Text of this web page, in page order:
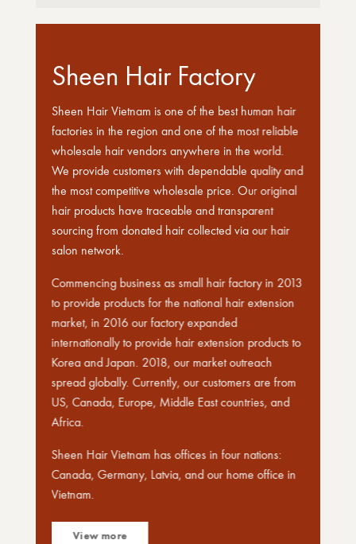
Sheen Hair Factory
Sheen Hair Vietnam is one of the best human hair
factories in the region and one of the most reliable
wholesale hair vendors anywhere in the world.
We provide customers with dependable quality and
the most competitive wholesale price. Our original
hair products have traceable and transparent
sourcing from donated hair collected via our hair
salon network.
Commencing business as small hair factory in 2013
to provide products for the national hair extension
market, in 2016 our factory expanded
internationally to provide hair extension products to
Korea and Japan. 2018, our market outreach
spread globally. Currently, our customers are from
US, Canada, Europe, Middle East countries, and
Africa.
Sheen Hair Vietnam has offices in four nations:
Canada, Germany, Latvia, and our home office in
Vietnam.
View more